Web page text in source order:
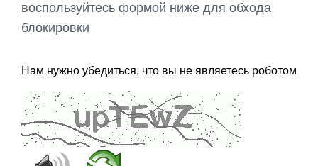
воспользуйтесь формой ниже для обхода
блокировки
Нам нужно убедиться, что вы не являетесь роботом